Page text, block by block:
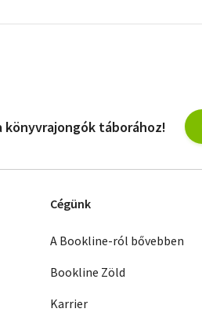
könyvrajongók táborához!
Cégünk
A Bookline-ról bővebben
Bookline Zöld
Karrier